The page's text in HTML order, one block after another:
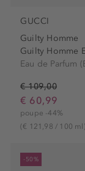
GUCCI
Guilty Homme
Eau de Parfum
€ 109,00
€ 60,99
poupe -44%
(€ 121,98 / 100 ml)
-50%